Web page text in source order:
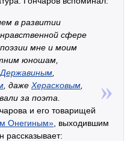
в развитии
сфере
поэзии мне и моим
юношам,
Державиным
, даже Херасковым
за поэта.
и его товарищей
Онегиным» , выходившим
рассказывает: